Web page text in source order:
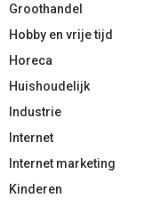
Groothandel
Hobby en vrije tijd
Horeca
Huishoudelijk
Industrie
Internet
Internet marketing
Kinderen